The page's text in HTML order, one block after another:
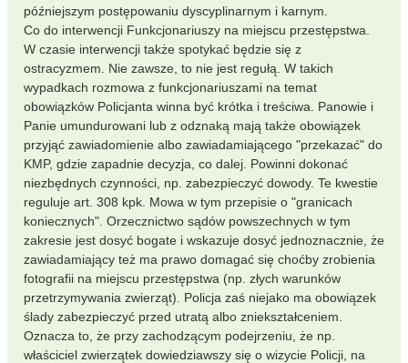
późniejszym postępowaniu dyscyplinarnym i karnym.
Co do interwencji Funkcjonariuszy na miejscu przestępstwa.
W czasie interwencji także spotykać będzie się z
ostracyzmem. Nie zawsze, to nie jest regułą. W takich
wypadkach rozmowa z funkcjonariuszami na temat
obowiązków Policjanta winna być krótka i treściwa. Panowie i
Panie umundurowani lub z odznaką mają także obowiązek
przyjąć zawiadomienie albo zawiadamiającego "przekazać" do
KMP, gdzie zapadnie decyzja, co dalej. Powinni dokonać
niezbędnych czynności, np. zabezpieczyć dowody. Te kwestie
reguluje art. 308 kpk. Mowa w tym przepisie o "granicach
koniecznych". Orzecznictwo sądów powszechnych w tym
zakresie jest dosyć bogate i wskazuje dosyć jednoznacznie, że
zawiadamiający też ma prawo domagać się choćby zrobienia
fotografii na miejscu przestępstwa (np. złych warunków
przetrzymywania zwierząt). Policja zaś niejako ma obowiązek
ślady zabezpieczyć przed utratą albo zniekształceniem.
Oznacza to, że przy zachodzącym podejrzeniu, że np.
właściciel zwierzątek dowiedziawszy się o wizycie Policji, na